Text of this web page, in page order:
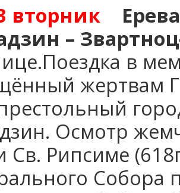
вторник
–
в
жертвам
Осмотр
Св. Рипсиме
Собора